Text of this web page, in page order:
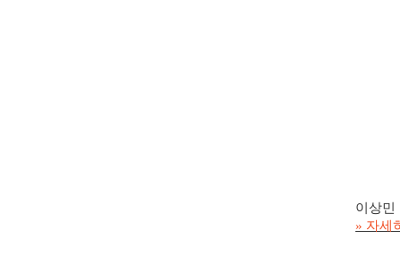
이상민
» 자세